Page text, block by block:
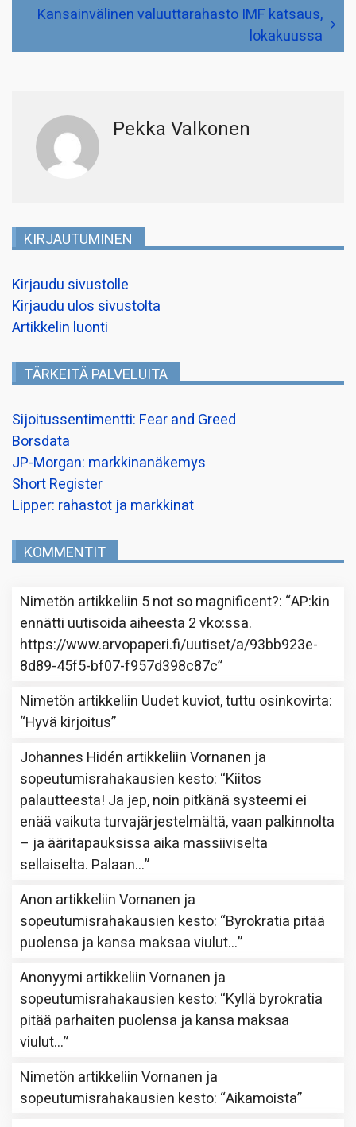
Kansainvälinen valuuttarahasto IMF katsaus,
lokakuussa
Pekka Valkonen
KIRJAUTUMINEN
Kirjaudu sivustolle
Kirjaudu ulos sivustolta
Artikkelin luonti
TÄRKEITÄ PALVELUITA
Sijoitussentimentti: Fear and Greed
Borsdata
JP-Morgan: markkinanäkemys
Short Register
Lipper: rahastot ja markkinat
KOMMENTIT
Nimetön artikkeliin 5 not so magnificent?: “AP:kin
ennätti uutisoida aiheesta 2 vko:ssa.
https://www.arvopaperi.fi/uutiset/a/93bb923e-
8d89-45f5-bf07-f957d398c87c”
Nimetön artikkeliin Uudet kuviot, tuttu osinkovirta:
“Hyvä kirjoitus”
Johannes Hidén artikkeliinVornanen ja
sopeutumisrahakausien kesto: “Kiitos
palautteesta! Ja jep, noin pitkänä systeemi ei
enää vaikuta turvajärjestelmältä, vaan palkinnolta
– ja ääritapauksissa aika massiiviselta
sellaiselta. Palaan…”
Anon artikkeliinVornanen ja
sopeutumisrahakausien kesto: “Byrokratia pitää
puolensa ja kansa maksaa viulut…”
Anonyymi artikkeliinVornanen ja
sopeutumisrahakausien kesto: “Kyllä byrokratia
pitää parhaiten puolensa ja kansa maksaa
viulut…”
Nimetön artikkeliinVornanen ja
sopeutumisrahakausien kesto: “Aikamoista”